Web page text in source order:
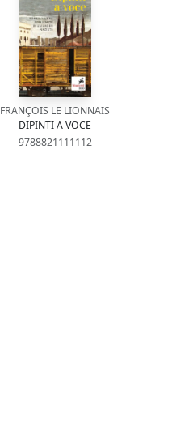
FRANÇOIS LE LIONNAIS
DIPINTI A VOCE
9788821111112